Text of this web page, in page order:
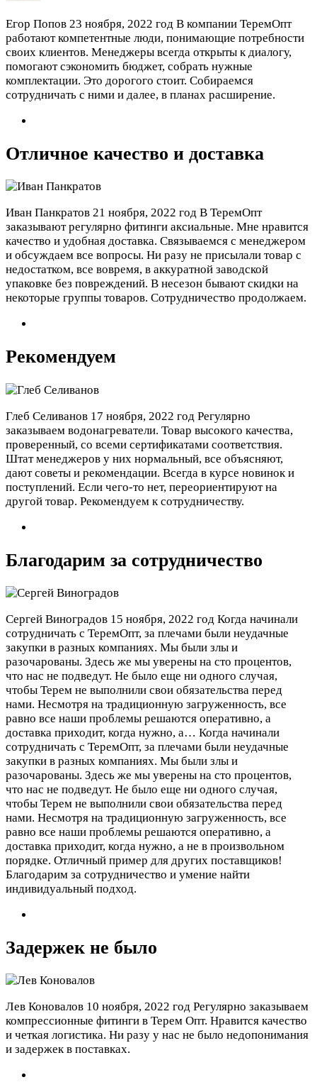
Егор Попов 23 ноября, 2022 год В компании ТеремОпт
работают компетентные люди, понимающие потребности
своих клиентов. Менеджеры всегда открыты к диалогу,
помогают сэкономить бюджет, собрать нужные
комплектации. Это дорогого стоит. Собираемся
сотрудничать с ними и далее, в планах расширение.
Отличное качество и доставка
Иван Панкратов 21 ноября, 2022 год В ТеремОпт
заказывают регулярно фитинги аксиальные. Мне нравится
качество и удобная доставка. Связываемся с менеджером
и обсуждаем все вопросы. Ни разу не присылали товар с
недостатком, все вовремя, в аккуратной заводской
упаковке без повреждений. В несезон бывают скидки на
некоторые группы товаров. Сотрудничество продолжаем.
Рекомендуем
Глеб Селиванов 17 ноября, 2022 год Регулярно
заказываем водонагреватели. Товар высокого качества,
проверенный, со всеми сертификатами соответствия.
Штат менеджеров у них нормальный, все объясняют,
дают советы и рекомендации. Всегда в курсе новинок и
поступлений. Если чего-то нет, переориентируют на
другой товар. Рекомендуем к сотрудничеству.
Благодарим за сотрудничество
Сергей Виноградов 15 ноября, 2022 год Когда начинали
сотрудничать с ТеремОпт, за плечами были неудачные
закупки в разных компаниях. Мы были злы и
разочарованы. Здесь же мы уверены на сто процентов,
что нас не подведут. Не было еще ни одного случая,
чтобы Терем не выполнили свои обязательства перед
нами. Несмотря на традиционную загруженность, все
равно все наши проблемы решаются оперативно, а
доставка приходит, когда нужно, а… Когда начинали
сотрудничать с ТеремОпт, за плечами были неудачные
закупки в разных компаниях. Мы были злы и
разочарованы. Здесь же мы уверены на сто процентов,
что нас не подведут. Не было еще ни одного случая,
чтобы Терем не выполнили свои обязательства перед
нами. Несмотря на традиционную загруженность, все
равно все наши проблемы решаются оперативно, а
доставка приходит, когда нужно, а не в произвольном
порядке. Отличный пример для других поставщиков!
Благодарим за сотрудничество и умение найти
индивидуальный подход.
Задержек не было
Лев Коновалов 10 ноября, 2022 год Регулярно заказываем
компрессионные фитинги в Терем Опт. Нравится качество
и четкая логистика. Ни разу у нас не было недопонимания
и задержек в поставках.